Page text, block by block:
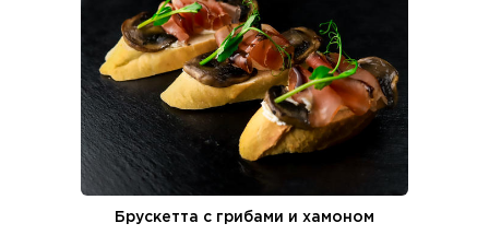
Брускетта с грибами и хамоном